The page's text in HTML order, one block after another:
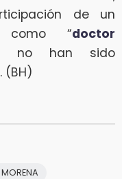
de un
como “doctor
no han sido
(BH)